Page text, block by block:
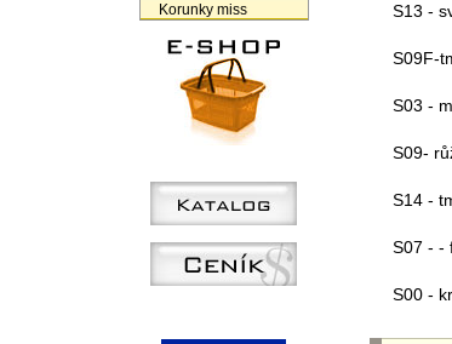
Korunky miss
S13 -
S09F-
S03 -
S09-
S14 -
S07 - -
S00 -